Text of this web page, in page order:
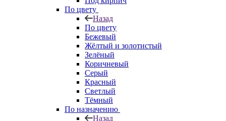
По цвету
Назад
По цвету
Бежевый
Жёлтый и золотистый
Зелёный
Коричневый
Серый
Красный
Светлый
Тёмный
По назначению
Назад